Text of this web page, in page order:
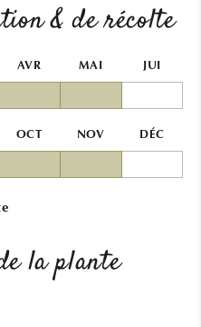
& de récolte
AVR MAI JUI
OCT NOV DÉC
la plante